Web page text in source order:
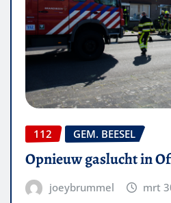
112 GEM. BEESEL
Opnieuw gaslucht in
joeybrummel mrt